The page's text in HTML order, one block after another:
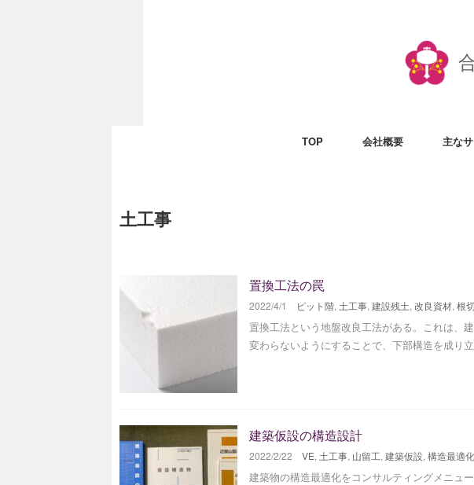
TOP 会社概要 主な
土工事
置換工法の罠
2022/4/1 ピット階, 土工事, 建設残土, 改良資材, 根
置換工法という地盤改良工法がある。これは、
変わらないようにすることで、下部構造を成り
建築仮設の構造設計
2022/2/22 VE, 土工事, 山留工, 建築仮設, 構造最適化
建築物の構造最適化をコンサルティングメニュ